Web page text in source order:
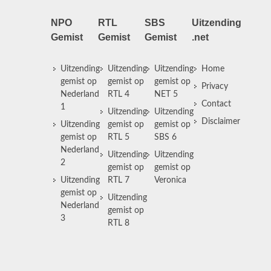
NPO
Gemist
Uitzending
gemist op
Nederland
1
Uitzending
gemist op
Nederland
2
Uitzending
gemist op
Nederland
3
RTL
Gemist
Uitzending
gemist op
RTL 4
Uitzending
gemist op
RTL 5
Uitzending
gemist op
RTL 7
Uitzending
gemist op
RTL 8
SBS
Gemist
Uitzending
gemist op
NET 5
Uitzending
gemist op
SBS 6
Uitzending
gemist op
Veronica
Uitzending
.net
Home
Privacy
Contact
Disclaimer